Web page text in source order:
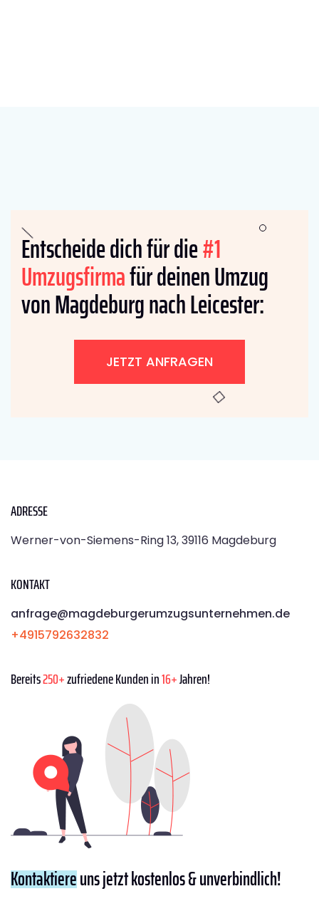
Entscheide dich für die#1
Umzugsfirmafür deinen Umzug
von Magdeburg nach Leicester:
JETZT ANFRAGEN
ADRESSE
Werner-von-Siemens-Ring 13, 39116 Magdeburg
KONTAKT
anfrage@magdeburgerumzugsunternehmen.de
+4915792632832
Bereits250+zufriedene Kunden in16+Jahren!
Kontaktiereuns jetzt kostenlos & unverbindlich!